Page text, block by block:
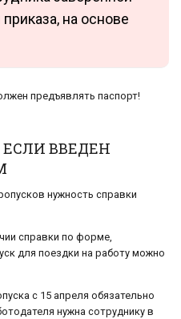
на основе
предъявлять паспорт!
ВВЕДЕН
нужность справки
справки по форме,
для поездки на работу можно
с 15 апреля обязательно
нужна сотруднику в